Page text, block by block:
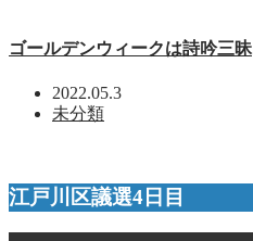
ゴールデンウィークは詩吟三昧
2022.05.3
未分類
江戸川区議選4日目